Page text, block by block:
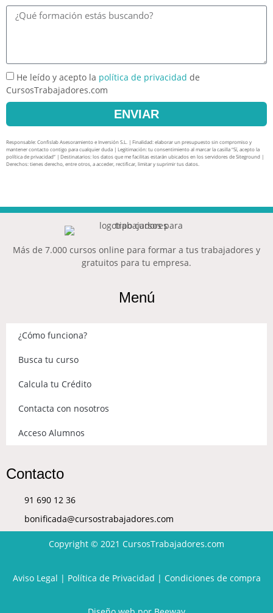
He leído y acepto la política de privacidad de
CursosTrabajadores.com
ENVIAR
Responsable: Confislab Asesoramiento e Inversión S.L. | Finalidad: elaborar un presupuesto sin compromiso y
mantener contacto contigo para cualquier duda | Legitimación: tu consentimiento al marcar la casilla “Sí, acepto la
política de privacidad” | Destinatarios: los datos que me facilitas estarán ubicados en los servidores de Siteground |
Derechos: tienes derecho, entre otros, a acceder, rectificar, limitar y suprimir tus datos.
Más de 7.000 cursos online para formar a tus trabajadores y
gratuitos para tu empresa.
Menú
¿Cómo funciona?
Busca tu curso
Calcula tu Crédito
Contacta con nosotros
Acceso Alumnos
Contacto
91 690 12 36
bonificada@cursostrabajadores.com
Copyright © 2021 CursosTrabajadores.com
Aviso Legal | Política de Privacidad | Condiciones de compra